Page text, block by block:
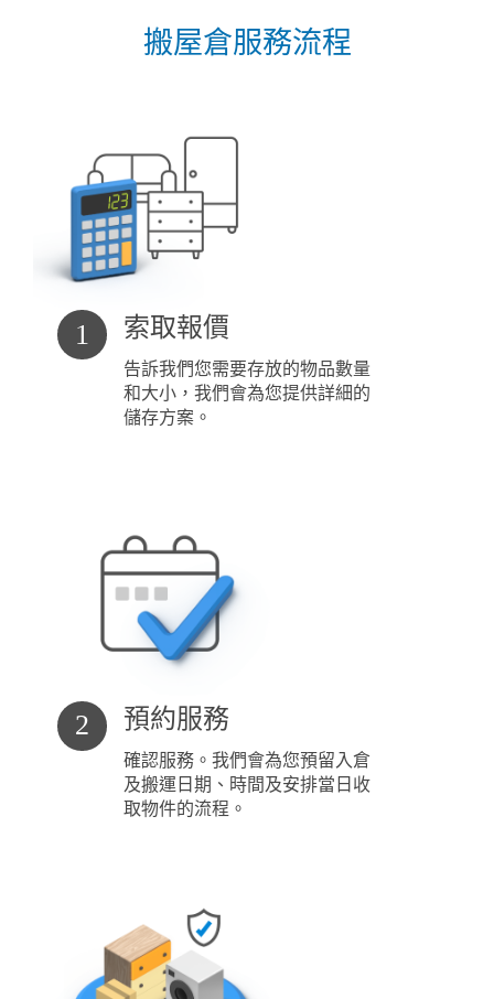
搬屋倉服務流程
1 索取報價
告訴我們您需要存放的物品數量
和大小，我們會為您提供詳細的
儲存方案。
2 預約服務
確認服務。我們會為您預留入倉
及搬運日期、時間及安排當日收
取物件的流程。